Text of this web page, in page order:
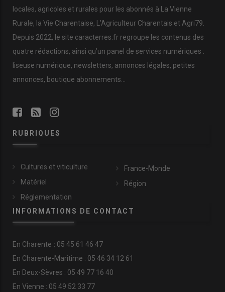
locales, agricoles et rurales pour les abonnés à La Vienne
Rurale, la Vie Charentaise, L’Agriculteur Charentais et Agri79.
Depuis 2022, le site caracterres.fr regroupe les contenus des
quatre rédactions, ainsi qu’un panel de services numériques :
liseuse numérique, newsletters, annonces légales, petites
annonces, boutique abonnements…
RUBRIQUES
Cultures et viticulture
Matériel
Réglementation
France-Monde
Région
INFORMATIONS DE CONTACT
En Charente : 05 45 61 46 47
En Charente-Maritime : 05 46 34 12 61
En Deux-Sèvres : 05 49 77 16 40
En Vienne : 05 49 52 33 77